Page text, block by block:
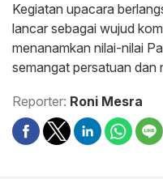
Kegiatan upacara
lancar sebagai wujud
menanamkan nilai-nilai
semangat persatuan dan
Reporter: Roni Mesra